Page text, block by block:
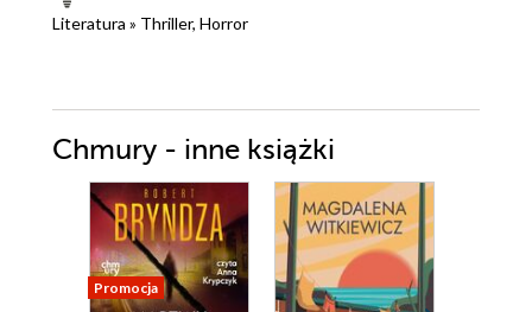
Literatura » Thriller, Horror
Chmury - inne książki
Promocja